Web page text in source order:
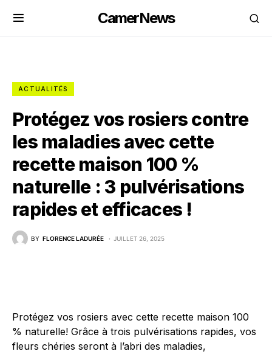
CamerNews
ACTUALITÉS
Protégez vos rosiers contre
les maladies avec cette
recette maison 100 %
naturelle : 3 pulvérisations
rapides et efficaces !
BY FLORENCE LADURÉE JUILLET 26, 2025
Protégez vos rosiers avec cette recette maison 100
% naturelle! Grâce à trois pulvérisations rapides, vos
fleurs chéries seront à l’abri des maladies,